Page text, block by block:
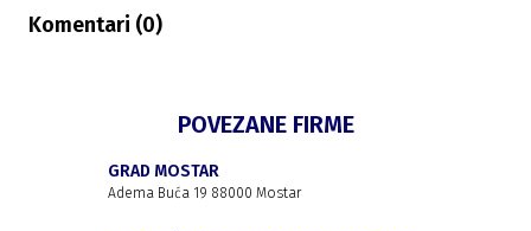
Komentari (0)
POVEZANE FIRME
GRAD MOSTAR
Adema Buća 19 88000 Mostar